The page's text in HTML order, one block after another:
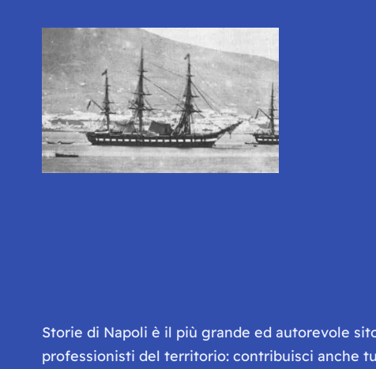
Storie di Napoli è il più grande ed autorevole
professionisti del territorio: contribuisci anche